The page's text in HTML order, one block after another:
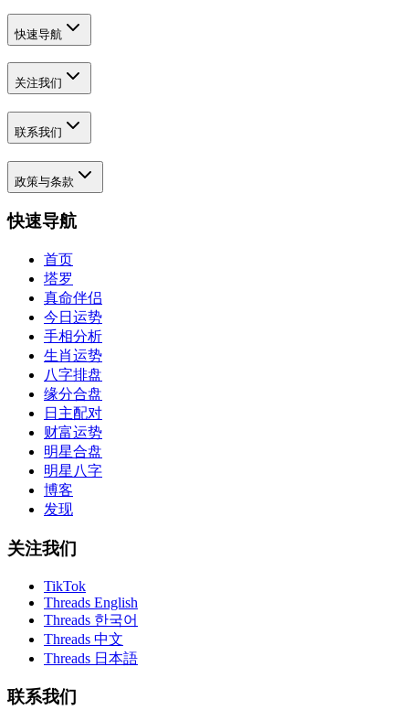
快速导航
关注我们
联系我们
政策与条款
快速导航
首页
塔罗
真命伴侣
今日运势
手相分析
生肖运势
八字排盘
缘分合盘
日主配对
财富运势
明星合盘
明星八字
博客
发现
关注我们
TikTok
Threads English
Threads 한국어
Threads 中文
Threads 日本語
联系我们